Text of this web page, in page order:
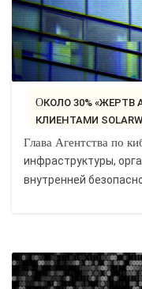
ОКОЛО 30% «ЖЕРТВ АТАКИ НА SOLARWINDS» НЕ БЫЛИ
КЛИЕНТАМИ
Глава Агентства по
инфраструктуры,
внутренней